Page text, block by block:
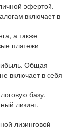
офертой.
включает в
а также
платежи
Общая
включает в себя
базу.
лизинг.
лизинговой